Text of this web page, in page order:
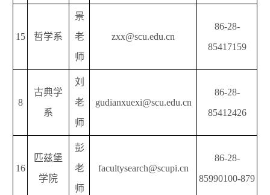
15 哲学系
景
老
师
zxx@scu.edu.cn
86-28-
85417159
8
古典学
系
刘
老
师
gudianxuexi@scu.edu.cn
86-28-
85412426
16
匹兹堡
学院
彭
老
师
facultysearch@scupi.cn
86-28-
85990100-879